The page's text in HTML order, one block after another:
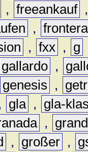
, freeankauf ,
, frontera
, fxx , g
gallardo ,
genesis ,
gla , gla-
, grand
, großer ,